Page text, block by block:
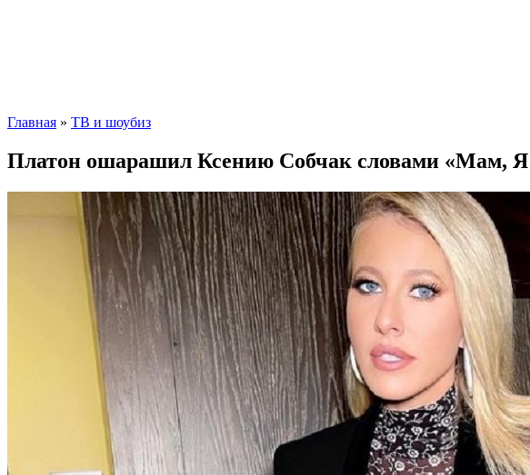
Главная » ТВ и шоубиз
Платон ошарашил Ксению Собчак словами «Мам, Я